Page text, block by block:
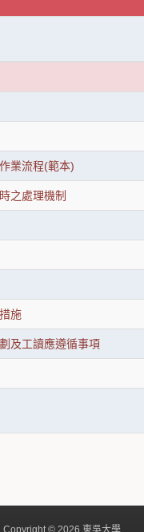
業流程(範本)
之處理機制
施
及工讀應遵循事項
Copyright © 2026 東吳大學